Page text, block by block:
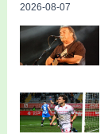
2026-08-07